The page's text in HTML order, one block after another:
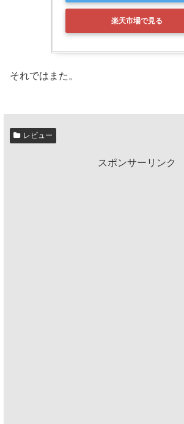
楽天市場で見る
それではまた。
レビュー
スポンサーリンク